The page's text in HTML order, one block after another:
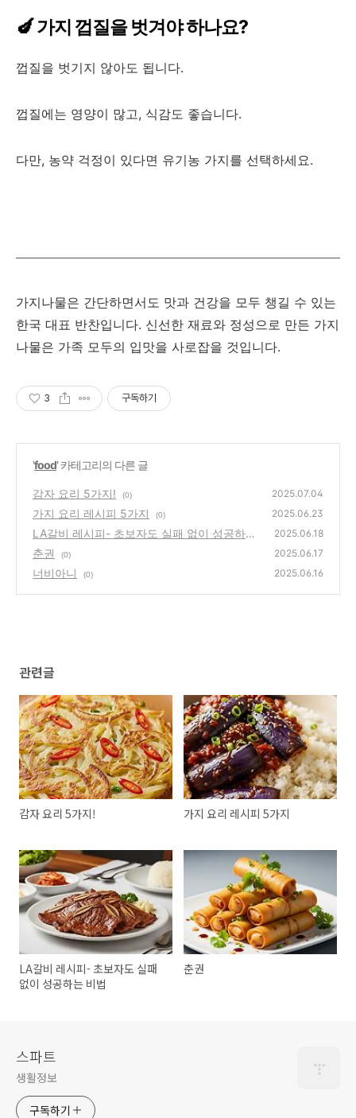
🍆 가지 껍질을 벗겨야 하나요?
껍질을 벗기지 않아도 됩니다.
껍질에는 영양이 많고, 식감도 좋습니다.
다만, 농약 걱정이 있다면 유기농 가지를 선택하세요.
가지나물은 간단하면서도 맛과 건강을 모두 챙길 수 있는
한국 대표 반찬입니다. 신선한 재료와 정성으로 만든 가지
나물은 가족 모두의 입맛을 사로잡을 것입니다.
3 구독하기
'food' 카테고리의 다른 글
감자 요리 5가지! (0) 2025.07.04
가지 요리 레시피 5가지 (0) 2025.06.23
LA갈비 레시피- 초보자도 실패 없이 성공하는
비법
(0)
2025.06.18
춘권 (0) 2025.06.17
너비아니 (0) 2025.06.16
관련글
감자 요리 5가지! 가지 요리 레시피 5가지
LA갈비 레시피- 초보자도 실패
없이 성공하는 비법
춘권
스파트
생활정보
구독하기